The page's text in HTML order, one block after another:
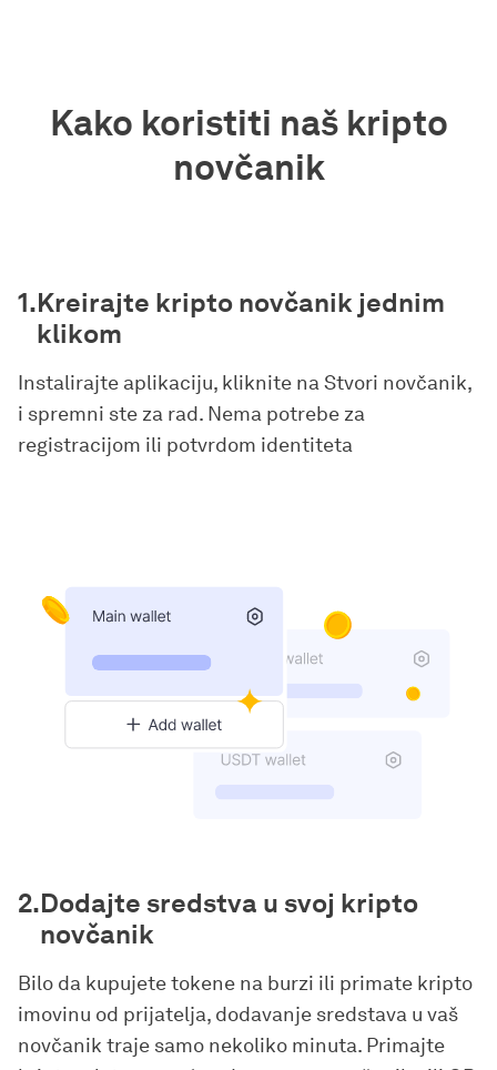
Kako koristiti naš kripto
novčanik
Kreirajte kripto novčanik jednim
klikom
Instalirajte aplikaciju, kliknite naStvori novčanik,
i spremni ste za rad. Nema potrebe za
registracijom ili potvrdom identiteta
Dodajte sredstva u svoj kripto
novčanik
Bilo da kupujete tokene na burzi ili primate kripto
imovinu od prijatelja, dodavanje sredstava u vaš
novčanik traje samo nekoliko minuta. Primajte